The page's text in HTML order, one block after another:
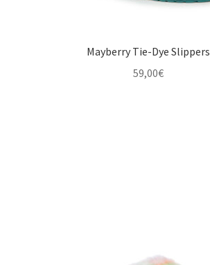
Mayberry Tie-Dye Slippers
59,00€